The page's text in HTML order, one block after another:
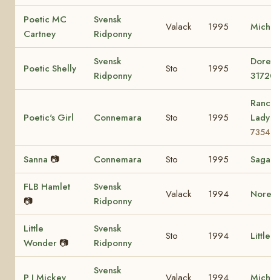
Poetic MC
Cartney
Svensk
Ridponny
Valack 1995
Poetic Shelly
Svensk
Ridponny
Sto 1995
Poetic's Girl Connemara Sto 1995
7354
Sanna 📷 Connemara Sto 1995
FLB Hamlet
📷
Svensk
Ridponny
Valack 1994
Little
Wonder 📷
Svensk
Ridponny
Sto 1994
Svensk